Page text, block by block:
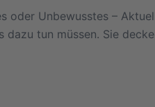
oder Unbewusstes –
tun müssen. Sie